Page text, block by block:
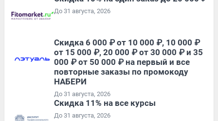
До 31 августа, 2026
Скидка 6 000 ₽ от 10 000 ₽, 10 000 ₽
от 15 000 ₽, 20 000 ₽ от 30 000 ₽ и 35
000 ₽ от 50 000 ₽ на первый и все
повторные заказы по промокоду
НАБЕРИ
До 31 августа, 2026
Скидка 11% на все курсы
До 31 августа, 2026